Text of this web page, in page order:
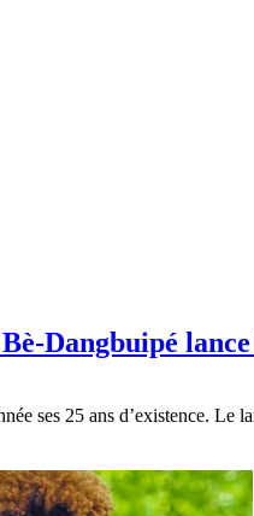
Dangbuipé
ses 25 ans d’existence.